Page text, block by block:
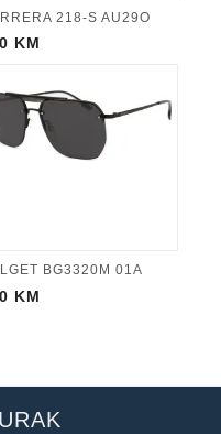
218-S AU29O
KM
BG3320M 01A
KM